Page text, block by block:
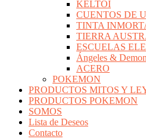
KELTOI
CUENTOS DE
TINTA
TIERRA
ESCUELAS
Ángeles &
ACERO
POKEMON
PRODUCTOS MITOS Y
PRODUCTOS POKEMON
SOMOS
Lista de Deseos
Contacto